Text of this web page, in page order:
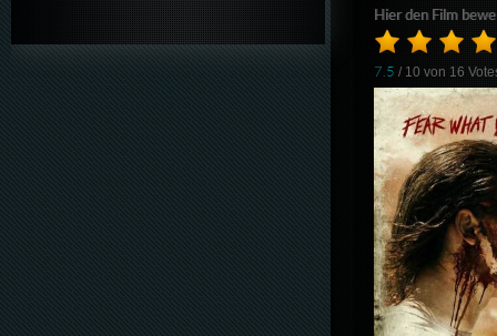
Hier den Film
7.5 / 10 von 16